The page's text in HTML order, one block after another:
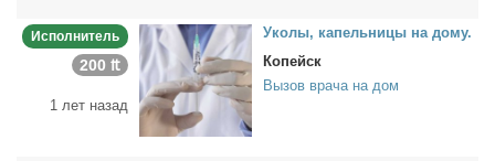
Исполнитель
200 ₶
1 лет назад
Уко­лы, ка­пель­ни­цы на до­му.
Копейск
Вызов врача на дом